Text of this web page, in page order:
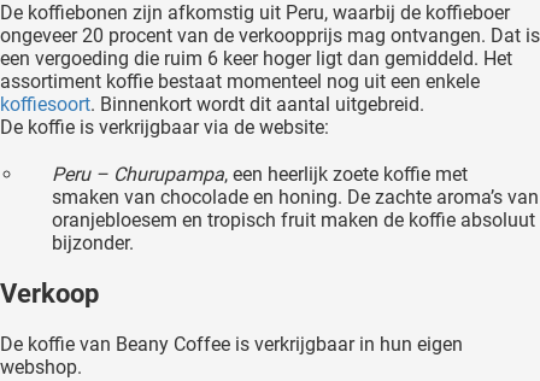
De koffiebonen zijn afkomstig uit Peru, waarbij de koffieboer
ongeveer 20 procent van de verkoopprijs mag ontvangen. Dat is
een vergoeding die ruim 6 keer hoger ligt dan gemiddeld. Het
assortiment koffie bestaat momenteel nog uit een enkele
koffiesoort. Binnenkort wordt dit aantal uitgebreid.
De koffie is verkrijgbaar via de website:
Peru – Churupampa, een heerlijk zoete koffie met
smaken van chocolade en honing. De zachte aroma’s van
oranjebloesem en tropisch fruit maken de koffie absoluut
bijzonder.
Verkoop
De koffie van Beany Coffee is verkrijgbaar in hun eigen
webshop.